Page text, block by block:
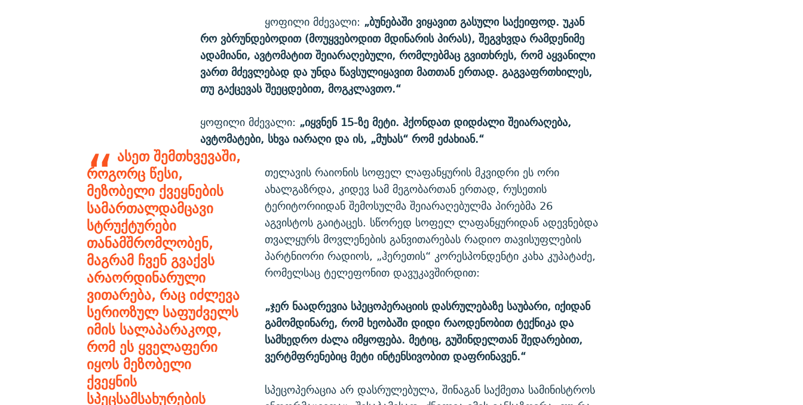
ყოფილი მძევალი: „ბუნებაში ვიყავით გასული საქეიფოდ. უკან
რო ვბრუნდებოდით (მოუყვებოდით მდინარის პირას), შეგვხვდა რამდენიმე
ადამიანი, ავტომატით შეიარაღებული, რომლებმაც გვითხრეს, რომ აყვანილი
ვართ მძევლებად და უნდა წავსულიყავით მათთან ერთად. გაგვაფრთხილეს,
თუ გაქცევას შეეცდებით, მოგკლავთო.“
ყოფილი მძევალი: „იყვნენ 15-ზე მეტი. ჰქონდათ დიდძალი შეიარაღება,
ავტომატები, სხვა იარაღი და ის, „მუხას“ რომ ეძახიან.“
ასეთ შემთხვევაში,
როგორც წესი,
მეზობელი ქვეყნების
სამართალდამცავი
სტრუქტურები
თანამშრომლობენ,
მაგრამ ჩვენ გვაქვს
არაორდინარული
ვითარება, რაც იძლევა
სერიოზულ საფუძველს
იმის სალაპარაკოდ,
რომ ეს ყველაფერი
იყოს მეზობელი
ქვეყნის
სპეცსამსახურების
თელავის რაიონის სოფელ ლაფანყურის მკვიდრი ეს ორი
ახალგაზრდა, კიდევ სამ მეგობართან ერთად, რუსეთის
ტერიტორიიდან შემოსულმა შეიარაღებულმა პირებმა 26
აგვისტოს გაიტაცეს. სწორედ სოფელ ლაფანყურიდან ადევნებდა
თვალყურს მოვლენების განვითარებას რადიო თავისუფლების
პარტნიორი რადიოს, „ჰერეთის“ კორესპონდენტი კახა კუპატაძე,
რომელსაც ტელეფონით დავუკავშირდით:
„ჯერ ნაადრევია სპეცოპერაციის დასრულებაზე საუბარი, იქიდან
გამომდინარე, რომ ხეობაში დიდი რაოდენობით ტექნიკა და
სამხედრო ძალა იმყოფება. მეტიც, გუშინდელთან შედარებით,
ვერტმფრენებიც მეტი ინტენსივობით დაფრინავენ.“
სპეცოპერაცია არ დასრულებულა, შინაგან საქმეთა სამინისტროს